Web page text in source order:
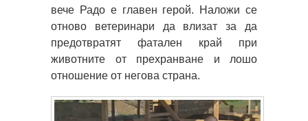
вече Радо е главен герой. Наложи се
отново ветеринари да влизат за да
предотвратят фатален край при
животните от прехранване и лошо
отношение от негова страна.